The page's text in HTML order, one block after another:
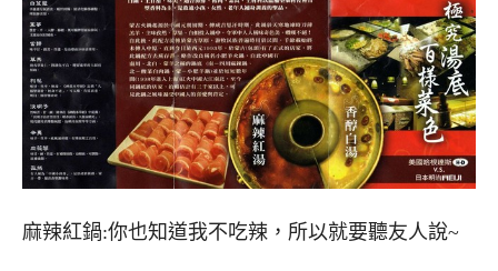
麻辣紅鍋:你也知道我不吃辣，所以就要聽友人說~